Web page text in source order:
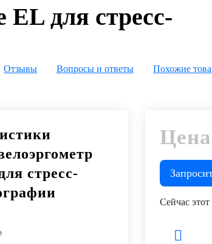
для стресс-
Отзывы Вопросы и ответы Похожие
стресс-
Сейчас этот